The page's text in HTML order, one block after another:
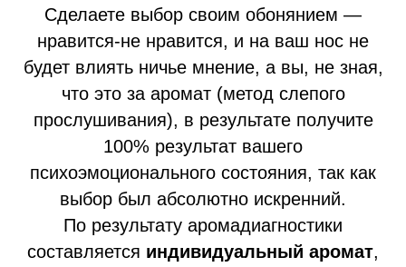
Сделаете выбор своим обонянием —
нравится-не нравится, и на ваш нос не
будет влиять ничье мнение, а вы, не зная,
что это за аромат (метод слепого
прослушивания), в результате получите
100% результат вашего
психоэмоционального состояния, так как
выбор был абсолютно искренний.
По результату аромадиагностики
составляется индивидуальный аромат,